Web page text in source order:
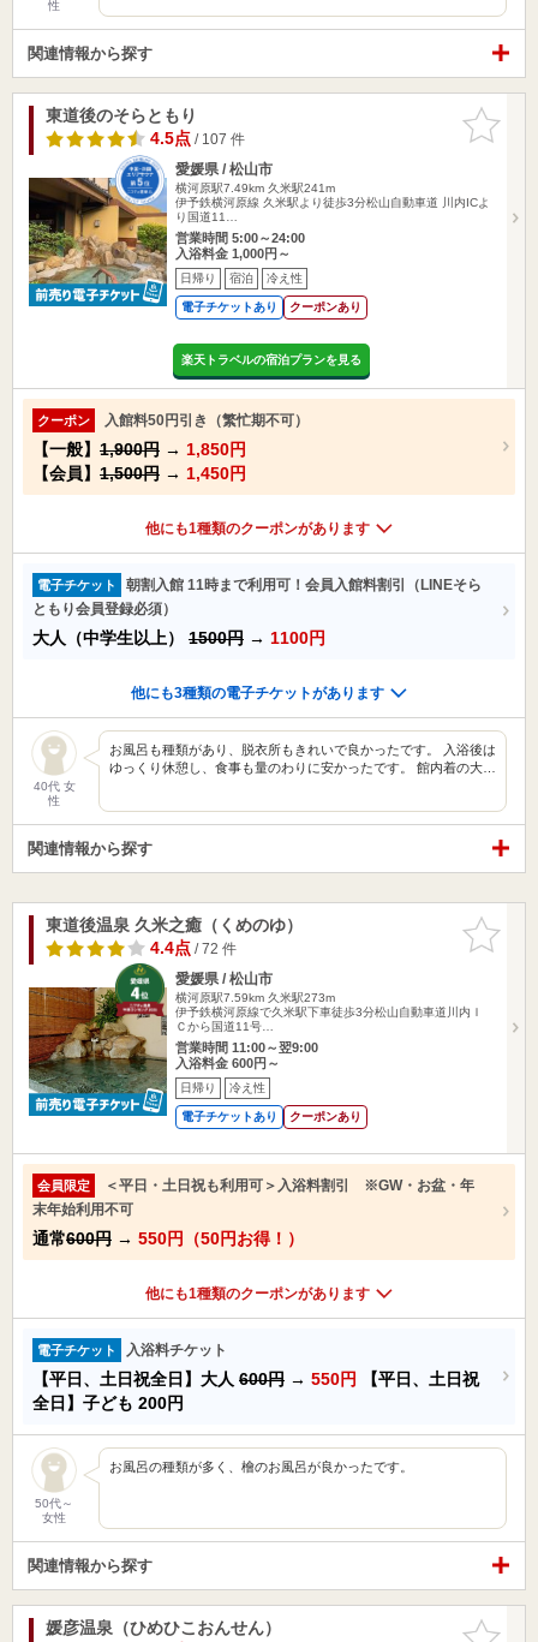
性
関連情報から探す
お気に入
りに追加
東道後のそらともり
4.5点/ 107 件
愛媛県 / 松山市
横河原駅7.49km 久米駅241m
伊予鉄横河原線 久米駅より徒歩3分松山自動車道 川内ICよ
り国道11…
営業時間 5:00～24:00
入浴料金 1,000円～
日帰り 宿泊 冷え性
電子チケットあり クーポンあり
楽天トラベルの宿泊プランを見る
クーポン 入館料50円引き（繁忙期不可）
【一般】 1,900円 → 1,850円
【会員】 1,500円 → 1,450円
他にも1種類のクーポンがあります
電子チケット
朝割入館 11時まで利用可！会員入館料割引（LINEそら
ともり会員登録必須）
大人（中学生以上） 1500円 → 1100円
他にも3種類の電子チケットがあります
40代 女
性
お風呂も種類があり、脱衣所もきれいで良かったです。 入浴後は
ゆっくり休憩し、食事も量のわりに安かったです。 館内着の大…
関連情報から探す
お気に入
りに追加
東道後温泉 久米之癒（くめのゆ）
4.4点/ 72 件
愛媛県 / 松山市
横河原駅7.59km 久米駅273m
伊予鉄横河原線で久米駅下車徒歩3分松山自動車道川内Ｉ
Ｃから国道11号…
営業時間 11:00～翌9:00
入浴料金 600円～
日帰り 冷え性
電子チケットあり クーポンあり
会員限定
＜平日・土日祝も利用可＞入浴料割引 ※GW・お盆・年
末年始利用不可
通常600円 → 550円（50円お得！）
他にも1種類のクーポンがあります
電子チケット 入浴料チケット
【平日、土日祝全日】大人 600円 → 550円
【平日、土日祝
全日】子ども 200円
50代～
女性
お風呂の種類が多く、檜のお風呂が良かったです。
関連情報から探す
お気に入
媛彦温泉（ひめひこおんせん）